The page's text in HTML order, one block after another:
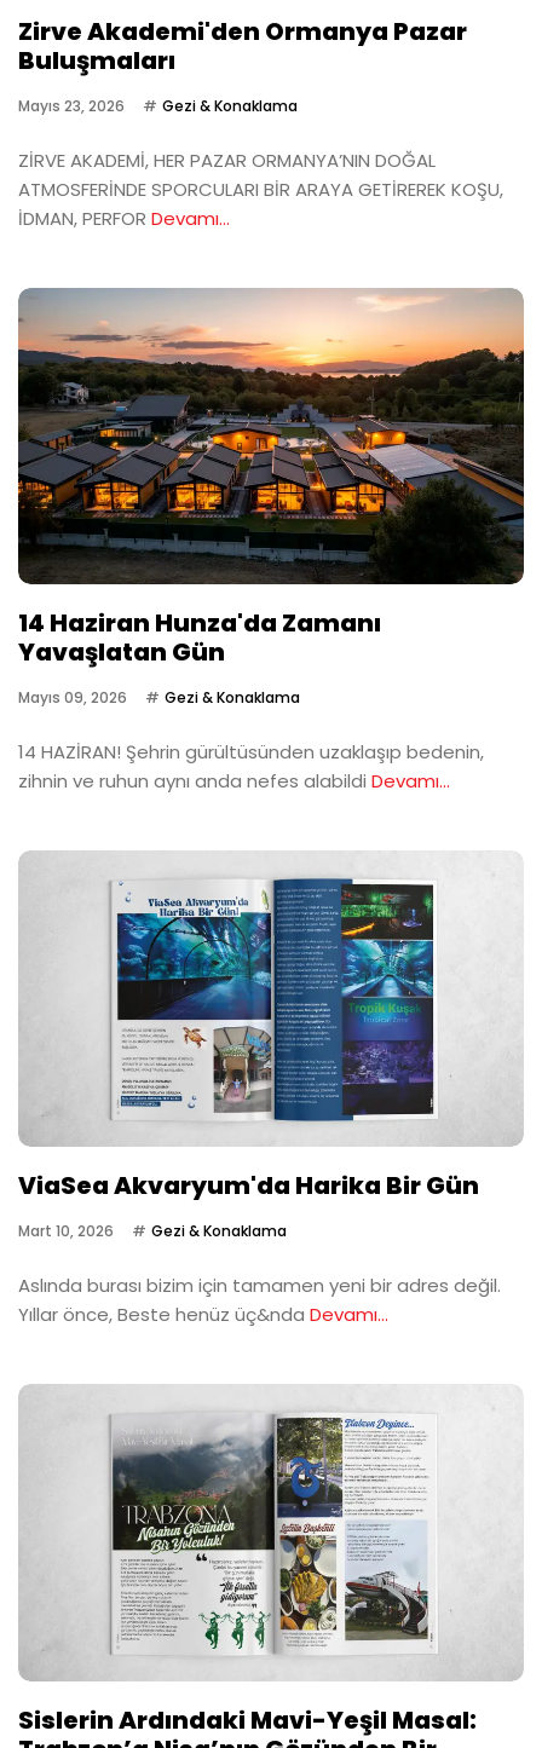
Zirve Akademi'den Ormanya Pazar
Buluşmaları
Mayıs 23, 2026 Gezi & Konaklama
ZİRVE AKADEMİ, HER PAZAR ORMANYA’NIN DOĞAL
ATMOSFERİNDE SPORCULARI BİR ARAYA GETİREREK KOŞU,
İDMAN, PERFOR Devamı...
14 Haziran Hunza'da Zamanı
Yavaşlatan Gün
Mayıs 09, 2026 Gezi & Konaklama
14 HAZİRAN! Şehrin gürültüsünden uzaklaşıp bedenin,
zihnin ve ruhun aynı anda nefes alabildi Devamı...
ViaSea Akvaryum'da Harika Bir Gün
Mart 10, 2026 Gezi & Konaklama
Aslında burası bizim için tamamen yeni bir adres değil.
Yıllar önce, Beste henüz üç&nda Devamı...
Sislerin Ardındaki Mavi-Yeşil Masal: